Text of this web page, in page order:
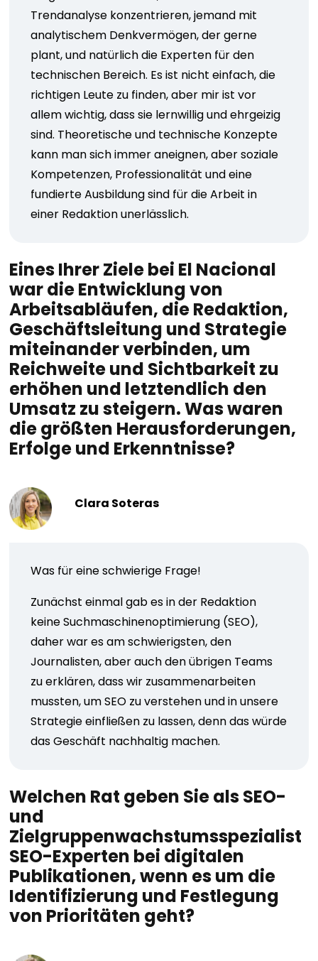
Trendanalyse konzentrieren, jemand mit
analytischem Denkvermögen, der gerne
plant, und natürlich die Experten für den
technischen Bereich. Es ist nicht einfach, die
richtigen Leute zu finden, aber mir ist vor
allem wichtig, dass sie lernwillig und ehrgeizig
sind. Theoretische und technische Konzepte
kann man sich immer aneignen, aber soziale
Kompetenzen, Professionalität und eine
fundierte Ausbildung sind für die Arbeit in
einer Redaktion unerlässlich.
Eines Ihrer Ziele bei El Nacional
war die Entwicklung von
Arbeitsabläufen, die Redaktion,
Geschäftsleitung und Strategie
miteinander verbinden, um
Reichweite und Sichtbarkeit zu
erhöhen und letztendlich den
Umsatz zu steigern. Was waren
die größten Herausforderungen,
Erfolge und Erkenntnisse?
Clara Soteras
Was für eine schwierige Frage!
Zunächst einmal gab es in der Redaktion
keine Suchmaschinenoptimierung (SEO),
daher war es am schwierigsten, den
Journalisten, aber auch den übrigen Teams
zu erklären, dass wir zusammenarbeiten
mussten, um SEO zu verstehen und in unsere
Strategie einfließen zu lassen, denn das würde
das Geschäft nachhaltig machen.
Welchen Rat geben Sie als SEO-
und
Zielgruppenwachstumsspezialist
SEO-Experten bei digitalen
Publikationen, wenn es um die
Identifizierung und Festlegung
von Prioritäten geht?